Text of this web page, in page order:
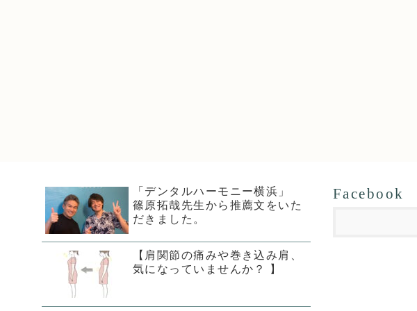
「デンタルハーモニー横浜」
篠原拓哉先生から推薦文をいた
だきました。
【肩関節の痛みや巻き込み肩、
気になっていませんか？ 】
Facebook